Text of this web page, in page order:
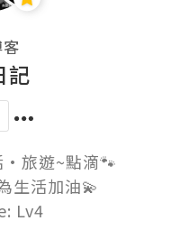
記
旅遊~點滴🐾
生活加油💫
Lv4